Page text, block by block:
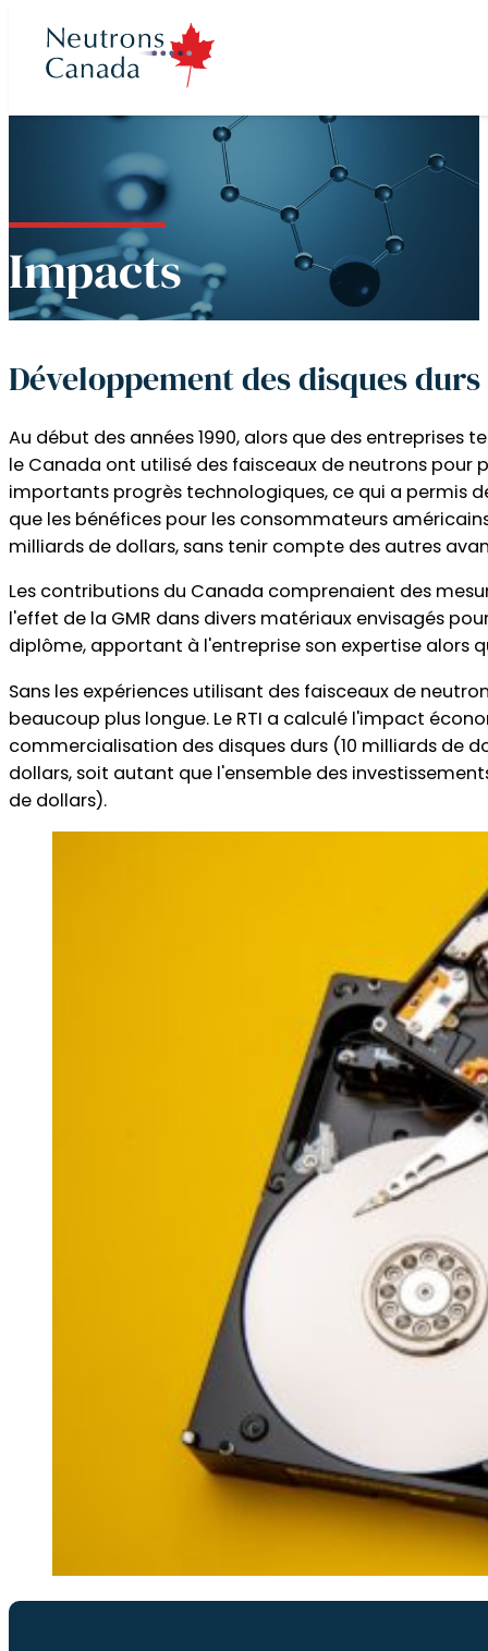
de
national de
de 2025 à
de faisceau
au temps de
de
(CNBL)
à
Canada
Canada
Impacts
Développement des disques
Au début des années 1990, alors que des entreprises
le Canada ont utilisé des faisceaux de neutrons pour
importants progrès technologiques, ce qui a permis
que les bénéfices pour les consommateurs
milliards de dollars, sans tenir compte des autres
Les contributions du Canada comprenaient des
l'effet de la GMR dans divers matériaux envisagés
diplôme, apportant à l'entreprise son expertise alors
Sans les expériences utilisant des faisceaux de
beaucoup plus longue. Le RTI a calculé l'impact
commercialisation des disques durs (10 milliards de
dollars, soit autant que l'ensemble des
de dollars).